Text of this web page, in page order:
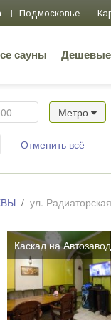
Подмосковье
сауны Дешевые
Метро
Отменить всё
ул.